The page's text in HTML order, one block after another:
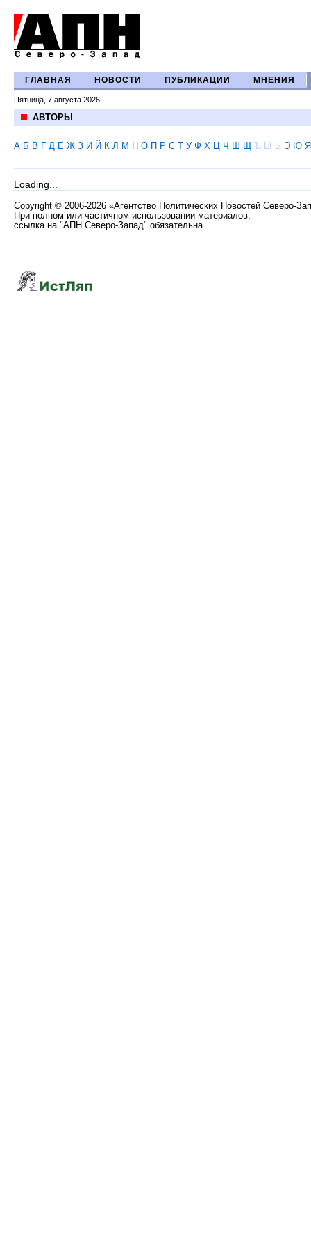
ГЛАВНАЯ НОВОСТИ ПУБЛИКАЦИИ МНЕНИЯ
Пятница, 7 августа 2026
АВТОРЫ
А Б В Г Д Е Ж З И Й К Л М Н О П Р С Т У Ф Х Ц Ч Ш Щ Ъ Ы Ь Э Ю Я
Loading...
Copyright © 2006-2026 «Агентство Политических Новостей Северо-
При полном или частичном использовании материалов,
ссылка на "АПН Северо-Запад" обязательна